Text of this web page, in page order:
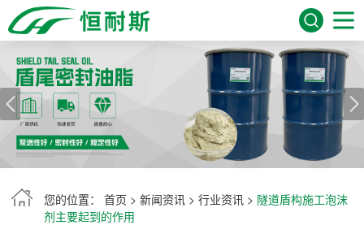
网站首页
关于我们
产品展示
服务领域
您的位置： 首页 > 新闻资讯> 行业资讯> 隧道盾构施工泡沫
剂主要起到的作用